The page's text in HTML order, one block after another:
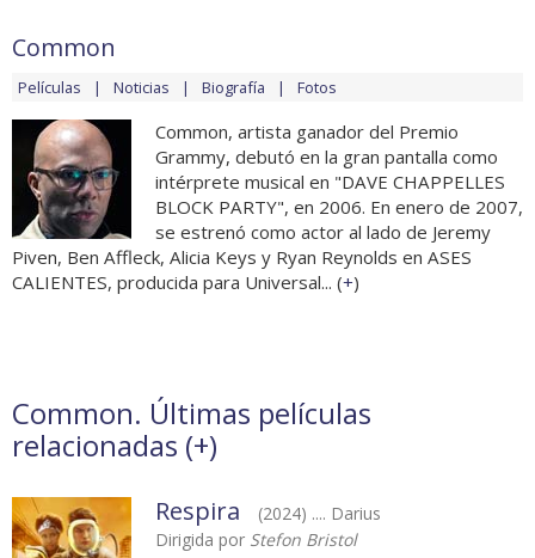
Common
Películas Noticias Biografía Fotos
Common, artista ganador del Premio
Grammy, debutó en la gran pantalla como
intérprete musical en "DAVE CHAPPELLES
BLOCK PARTY", en 2006. En enero de 2007,
se estrenó como actor al lado de Jeremy
Piven, Ben Affleck, Alicia Keys y Ryan Reynolds en ASES
CALIENTES, producida para Universal... (+)
Common. Últimas películas
relacionadas (+)
Respira
(2024) .... Darius
Dirigida por Stefon Bristol